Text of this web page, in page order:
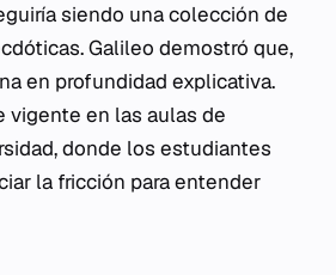
siendo una colección de
Galileo demostró que,
en profundidad explicativa.
vigente en las aulas de
donde los estudiantes
la fricción para entender